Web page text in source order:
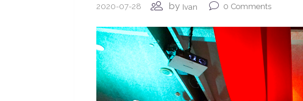
2020-07-28 by Ivan 0 Comments